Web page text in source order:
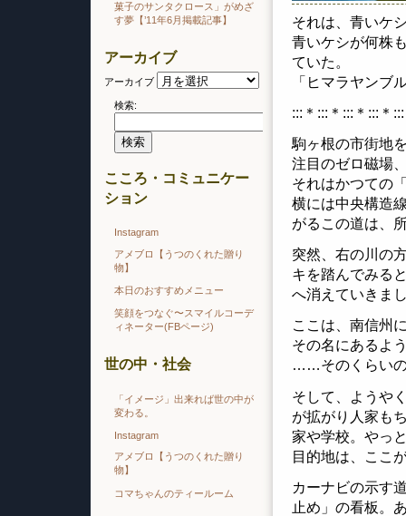
それは、青いケ
青いケシが何株
ていた。
「ヒマラヤンブ
:::＊:::＊:::＊:::＊
駒ヶ根の市街地
注目のゼロ磁場
それはかつての
横には中央構造
がるこの道は、
突然、右の川の
キを踏んでみる
へ消えていきま
ここは、南信州
その名にあるよ
……そのくらい
そして、ようや
が拡がり人家も
家や学校。やっ
目的地は、ここ
カーナビの示す
止め」の看板。
菓子のサンタクロース」がめざ
す夢【’11年6月掲載記事】
アーカイブ
アーカイブ
検索:
こころ・コミュニケー
ション
Instagram
アメブロ【うつのくれた贈り
物】
本日のおすすめメニュー
笑顔をつなぐ〜スマイルコーデ
ィネーター(FBページ)
世の中・社会
「イメージ」出来れば世の中が
変わる。
Instagram
アメブロ【うつのくれた贈り
物】
コマちゃんのティールーム